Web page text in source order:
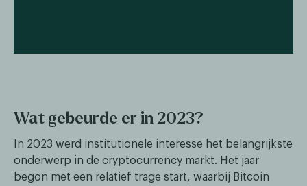
Wat gebeurde er in 2023?
In 2023 werd institutionele interesse het belangrijkste
onderwerp in de cryptocurrency markt. Het jaar
begon met een relatief trage start, waarbij Bitcoin